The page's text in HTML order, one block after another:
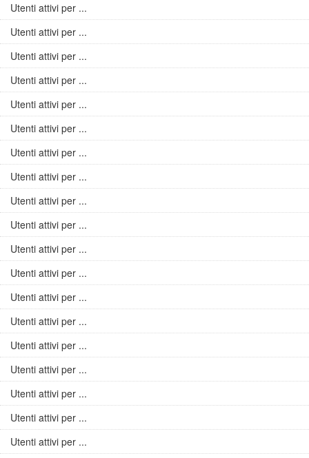
Utenti attivi per ...
Utenti attivi per ...
Utenti attivi per ...
Utenti attivi per ...
Utenti attivi per ...
Utenti attivi per ...
Utenti attivi per ...
Utenti attivi per ...
Utenti attivi per ...
Utenti attivi per ...
Utenti attivi per ...
Utenti attivi per ...
Utenti attivi per ...
Utenti attivi per ...
Utenti attivi per ...
Utenti attivi per ...
Utenti attivi per ...
Utenti attivi per ...
Utenti attivi per ...